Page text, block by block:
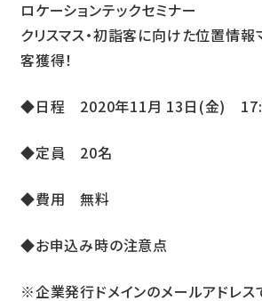
ロケーションテックセミナー
クリスマス・初詣客に向けた位置情報
客獲得！
◆日程 2020年11月 13日(金)
◆定員 20名
◆費用 無料
◆お申込み時の注意点
※企業発行ドメインのメールアドレス